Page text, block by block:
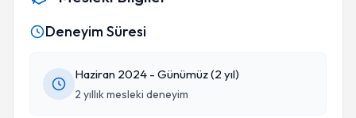
Deneyim Süresi
Haziran 2024 - Günümüz (2 yıl)
2 yıllık mesleki deneyim